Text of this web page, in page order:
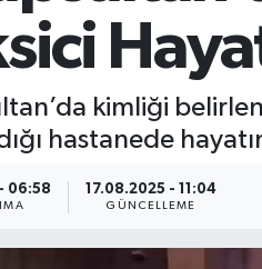
kimliği
hastanede
06:58 17.08.2025 - 11:04
GÜNCELLEME
ve Fikstür